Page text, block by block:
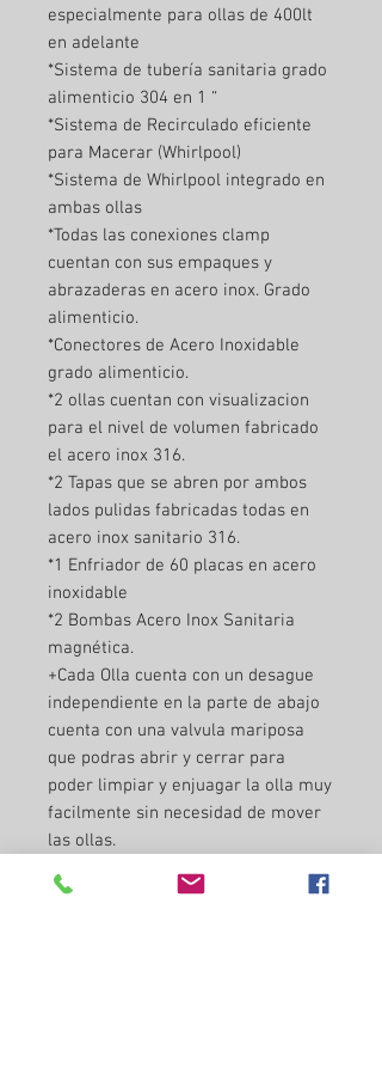
especialmente para ollas de 400lt
en adelante
*Sistema de tubería sanitaria grado
alimenticio 304 en 1 “
*Sistema de Recirculado eficiente
para Macerar (Whirlpool)
*Sistema de Whirlpool integrado en
ambas ollas
*Todas las conexiones clamp
cuentan con sus empaques y
abrazaderas en acero inox. Grado
alimenticio.
*Conectores de Acero Inoxidable
grado alimenticio.
*2 ollas cuentan con visualizacion
para el nivel de volumen fabricado
el acero inox 316.
*2 Tapas que se abren por ambos
lados pulidas fabricadas todas en
acero inox sanitario 316.
*1 Enfriador de 60 placas en acero
inoxidable
*2 Bombas Acero Inox Sanitaria
magnética.
+Cada Olla cuenta con un desague
independiente en la parte de abajo
cuenta con una valvula mariposa
que podras abrir y cerrar para
poder limpiar y enjuagar la olla muy
facilmente sin necesidad de mover
las ollas.